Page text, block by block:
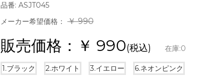
品番: ASJT045
メーカー希望価格： ￥ 990
販売価格：￥ 990(税込) 在庫:0
1.ブラック 2.ホワイト 3.イエロー 6.ネオンピンク